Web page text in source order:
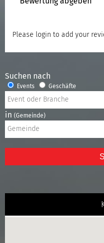
Please login to add your
Suchen nach
Events Geschäfte
in (Gemeinde)